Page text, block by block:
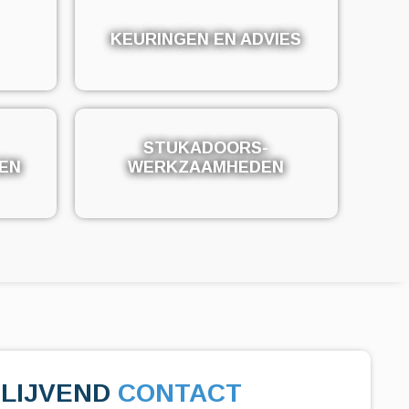
KEURINGEN EN ADVIES
KEURINGEN EN ADVIES
STUKADOORS-
WERKZAAMHEDEN
STUKADOORS-
WERKZAAMHEDEN
CONTACT